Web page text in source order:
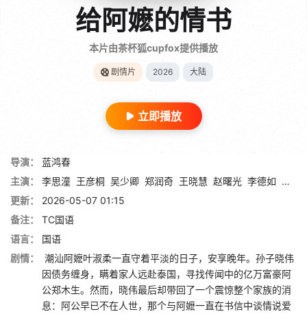
给阿嬷的情书
本片由茶杯狐cupfox提供播放
剧情片 2026 大陆
立即播放
导演：
蓝鸿春
主演：
李思潼 王彦桐 吴少卿 郑润奇 王晓慧 赵曙光 李德如 李树
更新：
2026-05-07 01:15
备注：
TC国语
语言：
国语
剧情：
潮汕阿嬷叶淑柔一直守着平淡的日子，安享晚年。孙子晓伟
因债务缠身，瞒着家人远赴泰国，寻找传闻中的亿万富豪阿
公郑木生。然而，晓伟最后却带回了一个震惊整个家族的消
息：阿公早已不在人世，那个与阿嬷一直在书信中谈情说爱